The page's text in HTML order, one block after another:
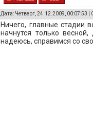
Дата: Четверг, 24.12.2009, 00:07:53 |
Ничего, главные стадии
начнутся только
надеюсь, справимся со